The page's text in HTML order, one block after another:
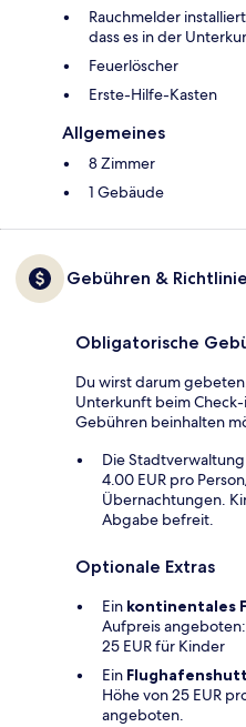
Rauchmelder
dass es in der
Feuerlöscher
Ers­te-Hil­fe-Kas­ten
Allgemeines
8 Zimmer
1 Gebäude
Gebühren &
Obligatorische
Du wirst darum
Unterkunft beim
Gebühren beinhalten
Die
4.00 EUR pro
Übernachtungen.
Abgabe befreit.
Optionale Extras
Ein kontinentales
Aufpreis
25 EUR für Kinder
Ein
Höhe von 25 EUR
angeboten.